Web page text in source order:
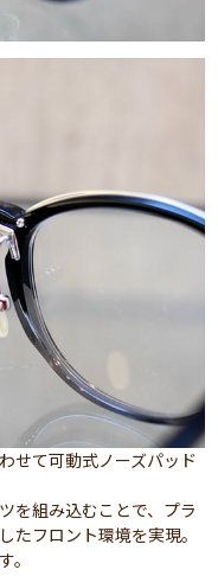
せて可動式ノーズパッド
を組み込むことで、プラ
たフロント環境を実現。
。